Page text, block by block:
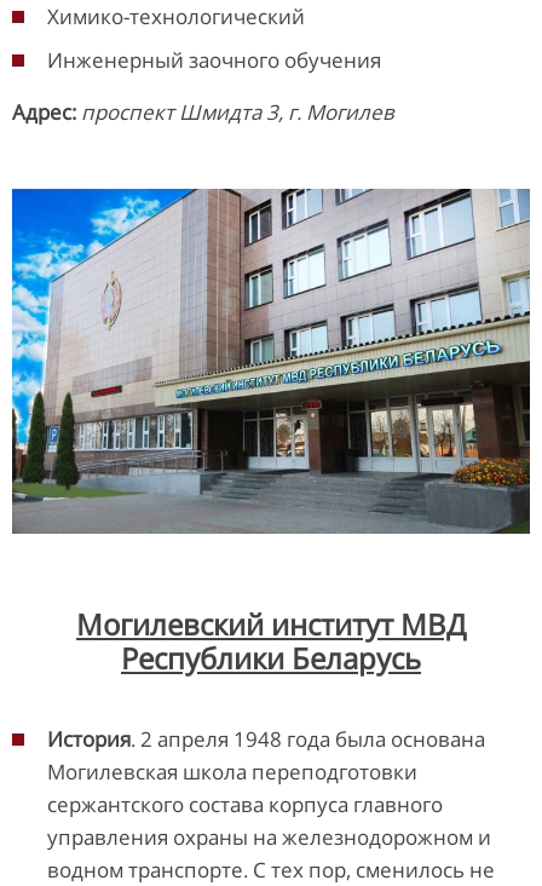
Химико-технологический
Инженерный заочного обучения
Адрес: проспект Шмидта 3, г. Могилев
Могилевский институт МВД
Республики Беларусь
История. 2 апреля 1948 года была основана
Могилевская школа переподготовки
сержантского состава корпуса главного
управления охраны на железнодорожном и
водном транспорте. С тех пор, сменилось не